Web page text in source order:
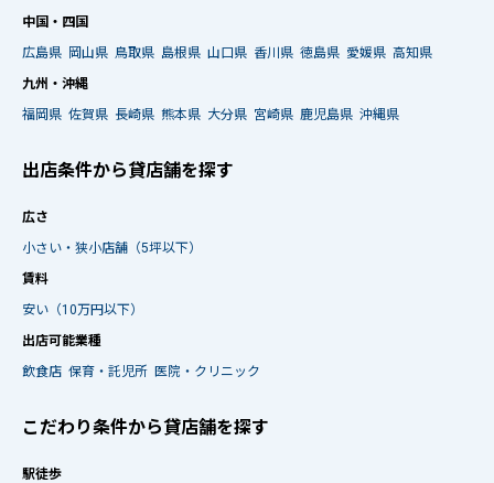
中国・四国
広島県 岡山県 鳥取県 島根県 山口県 香川県 徳島県 愛媛県 高知県
九州・沖縄
福岡県 佐賀県 長崎県 熊本県 大分県 宮崎県 鹿児島県 沖縄県
出店条件から貸店舗を探す
広さ
小さい・狭小店舗（5坪以下）
賃料
安い（10万円以下）
出店可能業種
飲食店 保育・託児所 医院・クリニック
こだわり条件から貸店舗を探す
駅徒歩